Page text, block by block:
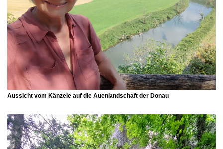
Aussicht vom Känzele auf die Auenlandschaft der Donau